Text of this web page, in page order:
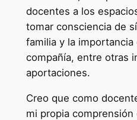
docentes a los
tomar consciencia de
familia y la importancia
compañía, entre otras
aportaciones.
Creo que como
mi propia